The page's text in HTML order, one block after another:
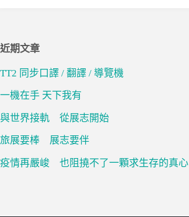
近期文章
TT2 同步口譯 / 翻譯 / 導覽機
一機在手 天下我有
與世界接軌 從展志開始
旅展要棒 展志要伴
疫情再嚴峻 也阻撓不了一顆求生存的真心